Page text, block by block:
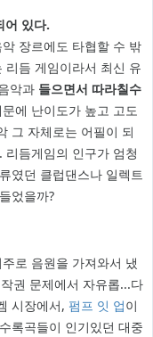
어 있다.
장르에도 타협할 수 밖
듬 게임이라서 최신 유
악과 들으면서 따라칠수
에 난이도가 높고 고도
그 자체로는 어필이 되
듬게임의 인구가 엄청
였던 클럽댄스나 일렉트
었을까?
로 음원을 가져와서 냈
권 문제에서 자유롭...다
시장에서, 펌프 잇 업이
록곡들이 인기있던 대중